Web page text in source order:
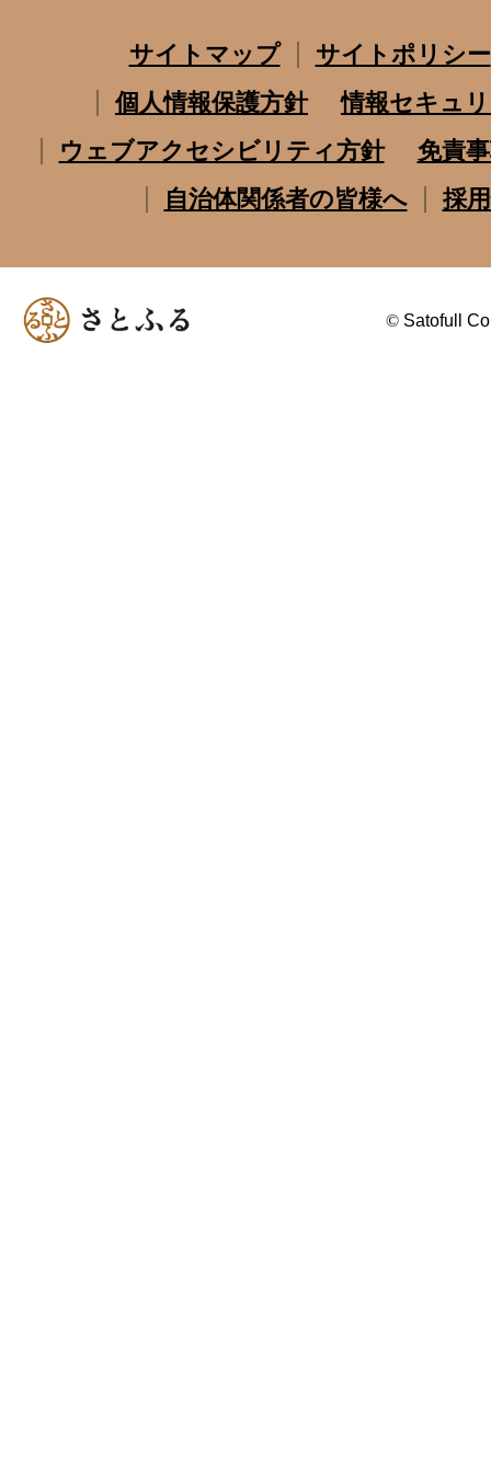
サイトマップ
サイトポリシー
個人情報保護方針
情報セキュ
ウェブアクセシビリティ方針
免責
自治体関係者の皆様へ
採
© Satofull